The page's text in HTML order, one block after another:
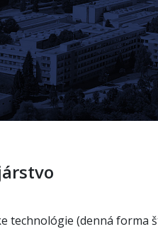
technológie (denná forma